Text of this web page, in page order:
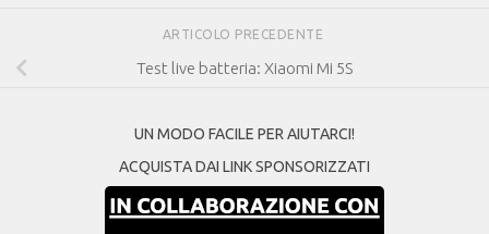
ARTICOLO PRECEDENTE
Test live batteria: Xiaomi Mi 5S
UN MODO FACILE PER AIUTARCI!
ACQUISTA DAI LINK SPONSORIZZATI